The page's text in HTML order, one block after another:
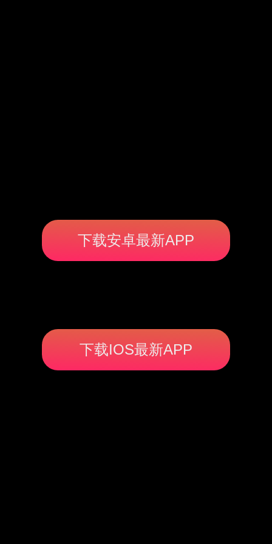
下载安卓最新APP
下载IOS最新APP